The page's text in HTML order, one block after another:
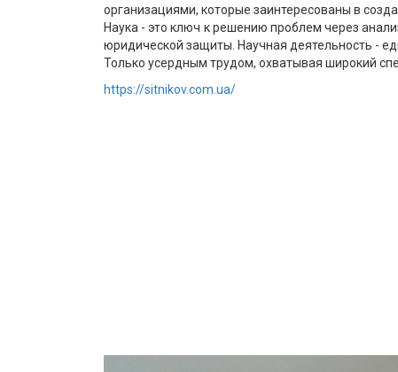
организациями, которые заинтересованы в
Наука - это ключ к решению проблем через
юридической защиты. Научная деятельность -
Только усердным трудом, охватывая широкий
https://sitnikov.com.ua/